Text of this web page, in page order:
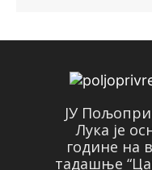
ЈУ
Лука је
године на
тадашње